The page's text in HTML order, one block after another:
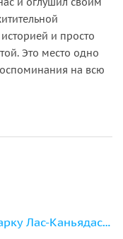
и просто
Это место одно
на всю
Экскурсия по Национальному парку Лас-Каньядас и вулкану Эль-Тейде